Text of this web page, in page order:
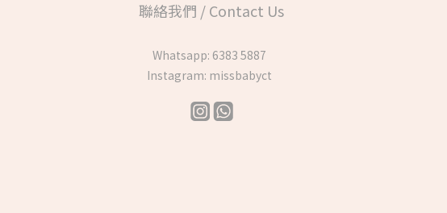
聯絡我們 / Contact Us
Whatsapp: 6383 5887
Instagram: missbabyct